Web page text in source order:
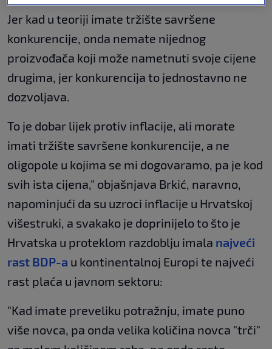
Jer kad u teoriji imate tržište savršene
konkurencije, onda nemate nijednog
proizvođača koji može nametnuti svoje cijene
drugima, jer konkurencija to jednostavno ne
dozvoljava.
To je dobar lijek protiv inflacije, ali morate
imati tržište savršene konkurencije, a ne
oligopole u kojima se mi dogovaramo, pa je kod
svih ista cijena," objašnjava Brkić, naravno,
napominjući da su uzroci inflacije u Hrvatskoj
višestruki, a svakako je doprinijelo to što je
Hrvatska u proteklom razdoblju imala najveći
rast BDP-a u kontinentalnoj Europi te najveći
rast plaća u javnom sektoru:
"Kad imate preveliku potražnju, imate puno
više novca, pa onda velika količina novca "trči"